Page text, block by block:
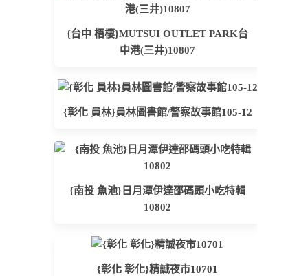
{台中 梧棲}MUTSUI OUTLET PARK台
中港(三井)10807
{彰化 員林}員林圖書館/警察故事館105-12
{南投 魚池}日月潭伊達邵碼頭小吃特輯
10802
{彰化 彰化}精誠夜市10701